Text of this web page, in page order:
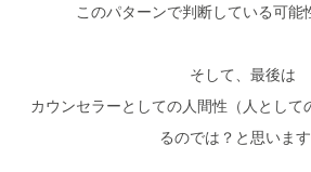
このパターンで判断している可能
そして、最後は
カウンセラーとしての人間性（人として
るのでは？と思います